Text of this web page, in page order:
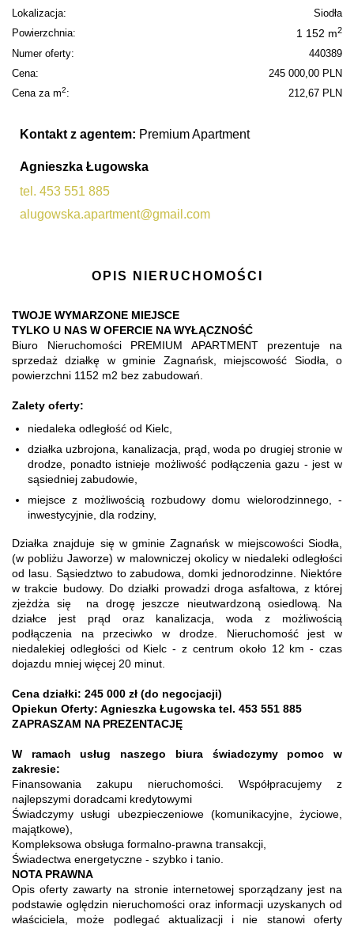
Lokalizacja:
Siodła
Powierzchnia:
1 152 m2
Numer oferty:
440389
Cena:
245 000,00 PLN
Cena za m2: 212,67 PLN
Kontakt z agentem: Premium Apartment
Agnieszka Ługowska
tel. 453 551 885
alugowska.apartment@gmail.com
OPIS NIERUCHOMOŚCI
TWOJE WYMARZONE MIEJSCE
TYLKO U NAS W OFERCIE NA WYŁĄCZNOŚĆ
Biuro Nieruchomości PREMIUM APARTMENT prezentuje na
sprzedaż działkę w gminie Zagnańsk, miejscowość Siodła, o
powierzchni 1152 m2 bez zabudowań.
Zalety oferty:
niedaleka odległość od Kielc,
działka uzbrojona, kanalizacja, prąd, woda po drugiej stronie w
drodze, ponadto istnieje możliwość podłączenia gazu - jest w
sąsiedniej zabudowie,
miejsce z możliwością rozbudowy domu wielorodzinnego, -
inwestycyjnie, dla rodziny,
Działka znajduje się w gminie Zagnańsk w miejscowości Siodła,
(w pobliżu Jaworze) w malowniczej okolicy w niedaleki odległości
od lasu. Sąsiedztwo to zabudowa, domki jednorodzinne. Niektóre
w trakcie budowy. Do działki prowadzi droga asfaltowa, z której
zjeżdża się na drogę jeszcze nieutwardzoną osiedlową. Na
działce jest prąd oraz kanalizacja, woda z możliwością
podłączenia na przeciwko w drodze. Nieruchomość jest w
niedalekiej odległości od Kielc - z centrum około 12 km - czas
dojazdu mniej więcej 20 minut.
Cena działki: 245 000 zł (do negocjacji)
Opiekun Oferty: Agnieszka Ługowska tel. 453 551 885
ZAPRASZAM NA PREZENTACJĘ
W ramach usług naszego biura świadczymy pomoc w
zakresie:
Finansowania zakupu nieruchomości. Współpracujemy z
najlepszymi doradcami kredytowymi
Świadczymy usługi ubezpieczeniowe (komunikacyjne, życiowe,
majątkowe),
Kompleksowa obsługa formalno-prawna transakcji,
Świadectwa energetyczne - szybko i tanio.
NOTA PRAWNA
Opis oferty zawarty na stronie internetowej sporządzany jest na
podstawie oględzin nieruchomości oraz informacji uzyskanych od
właściciela, może podlegać aktualizacji i nie stanowi oferty